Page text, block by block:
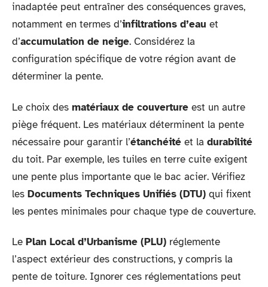
inadaptée peut entraîner des conséquences graves,
notamment en termes d’infiltrations d’eau et
d’accumulation de neige. Considérez la
configuration spécifique de votre région avant de
déterminer la pente.
Le choix des matériaux de couverture est un autre
piège fréquent. Les matériaux déterminent la pente
nécessaire pour garantir l’étanchéité et la durabilité
du toit. Par exemple, les tuiles en terre cuite exigent
une pente plus importante que le bac acier. Vérifiez
les Documents Techniques Unifiés (DTU) qui fixent
les pentes minimales pour chaque type de couverture.
Le Plan Local d’Urbanisme (PLU) réglemente
l’aspect extérieur des constructions, y compris la
pente de toiture. Ignorer ces réglementations peut